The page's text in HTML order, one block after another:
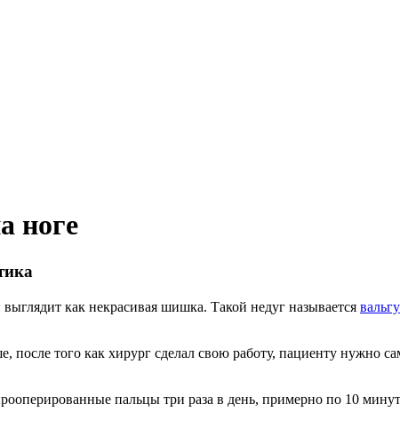
ноге
как некрасивая шишка. Такой недуг называется
после того как хирург сделал свою работу, пациенту нужно
пальцы три раза в день, примерно по 10